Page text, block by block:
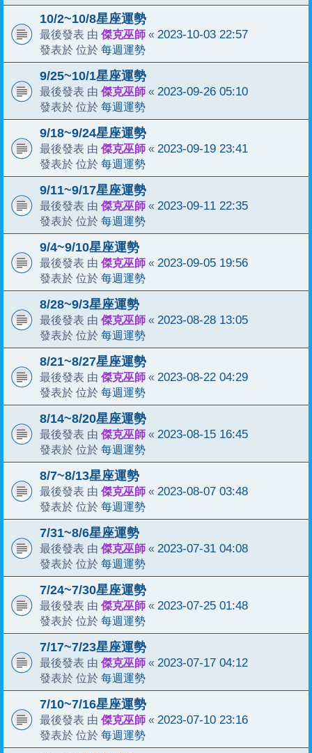
10/2~10/8星座運勢
最後發表 由 傑克巫師 « 2023-10-03 22:57
發表於 位於 每週運勢
9/25~10/1星座運勢
最後發表 由 傑克巫師 « 2023-09-26 05:10
發表於 位於 每週運勢
9/18~9/24星座運勢
最後發表 由 傑克巫師 « 2023-09-19 23:41
發表於 位於 每週運勢
9/11~9/17星座運勢
最後發表 由 傑克巫師 « 2023-09-11 22:35
發表於 位於 每週運勢
9/4~9/10星座運勢
最後發表 由 傑克巫師 « 2023-09-05 19:56
發表於 位於 每週運勢
8/28~9/3星座運勢
最後發表 由 傑克巫師 « 2023-08-28 13:05
發表於 位於 每週運勢
8/21~8/27星座運勢
最後發表 由 傑克巫師 « 2023-08-22 04:29
發表於 位於 每週運勢
8/14~8/20星座運勢
最後發表 由 傑克巫師 « 2023-08-15 16:45
發表於 位於 每週運勢
8/7~8/13星座運勢
最後發表 由 傑克巫師 « 2023-08-07 03:48
發表於 位於 每週運勢
7/31~8/6星座運勢
最後發表 由 傑克巫師 « 2023-07-31 04:08
發表於 位於 每週運勢
7/24~7/30星座運勢
最後發表 由 傑克巫師 « 2023-07-25 01:48
發表於 位於 每週運勢
7/17~7/23星座運勢
最後發表 由 傑克巫師 « 2023-07-17 04:12
發表於 位於 每週運勢
7/10~7/16星座運勢
最後發表 由 傑克巫師 « 2023-07-10 23:16
發表於 位於 每週運勢